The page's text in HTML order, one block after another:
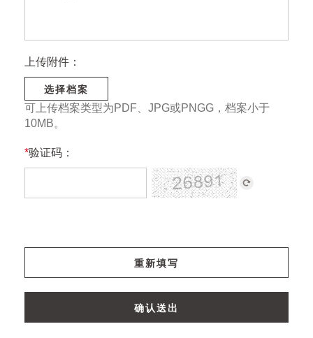
上传附件：
选择档案
可上传档案类型为PDF、JPG或PNGG，档案小于
10MB。
*验证码：